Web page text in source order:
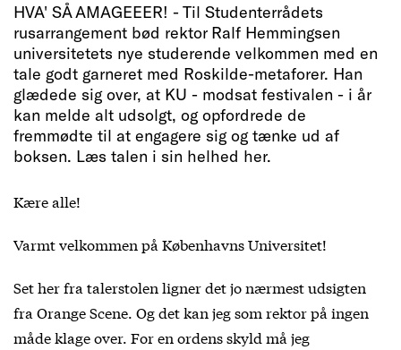
HVA' SÅ AMAGEEER! - Til Studenterrådets
rusarrangement bød rektor Ralf Hemmingsen
universitetets nye studerende velkommen med en
tale godt garneret med Roskilde-metaforer. Han
glædede sig over, at KU - modsat festivalen - i år
kan melde alt udsolgt, og opfordrede de
fremmødte til at engagere sig og tænke ud af
boksen. Læs talen i sin helhed her.
Kære alle!
Varmt velkommen på Københavns Universitet!
Set her fra talerstolen ligner det jo nærmest udsigten
fra Orange Scene. Og det kan jeg som rektor på ingen
måde klage over. For en ordens skyld må jeg